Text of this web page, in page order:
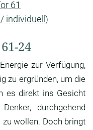
61
individuell)
24
zur Verfügung,
zu ergründen, um die
es direkt ins Gesicht
durchgehend
zu wollen. Doch bringt